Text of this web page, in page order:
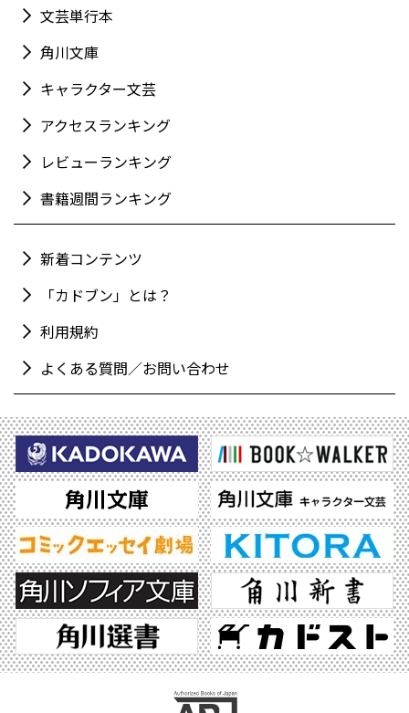
文芸単行本
角川文庫
キャラクター文芸
アクセスランキング
レビューランキング
書籍週間ランキング
新着コンテンツ
「カドブン」とは？
利用規約
よくある質問／お問い合わせ